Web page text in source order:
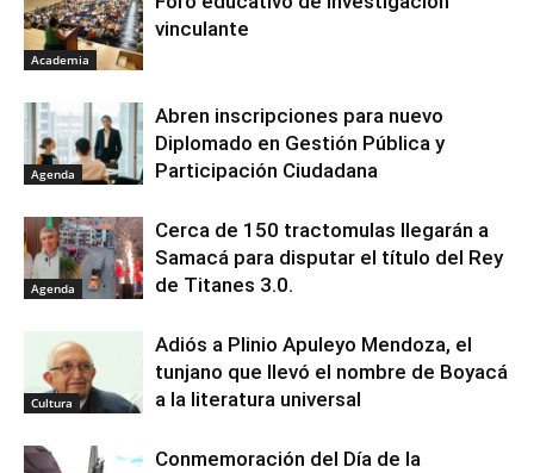
Academia
vinculante
Agenda
Abren inscripciones para nuevo
Diplomado en Gestión Pública y
Participación Ciudadana
Agenda
Cerca de 150 tractomulas llegarán a
Samacá para disputar el título del Rey
de Titanes 3.0.
Cultura
Adiós a Plinio Apuleyo Mendoza, el
tunjano que llevó el nombre de Boyacá
a la literatura universal
Conmemoración del Día de la